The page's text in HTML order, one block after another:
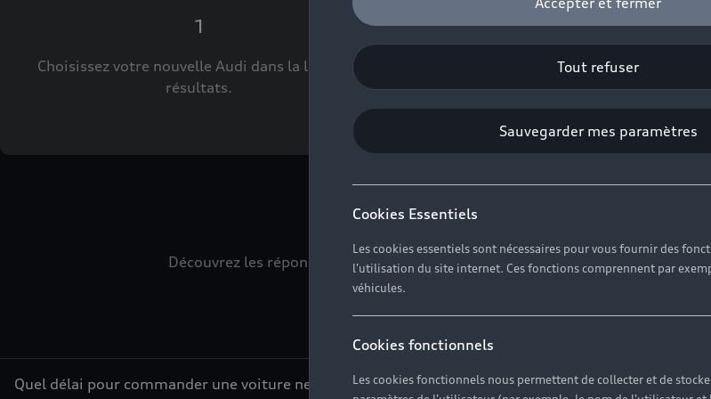
1
Choisissez votre nouvelle Audi dans la liste des
résultats.
2
Cliquez sur « Contacter votre
Les réponses à vos
Découvrez les réponses à vos diverses questions autour de l'achat de
Quel délai pour commander une voiture neuve ?
Tout refuser
Sauvegarder mes paramètres
Cookies Essentiels
Les cookies essentiels sont nécessaires pour vous fournir des
l'utilisation du site internet. Ces fonctions comprennent par
véhicules.
Cookies fonctionnels
Les cookies fonctionnels nous permettent de collecter et de